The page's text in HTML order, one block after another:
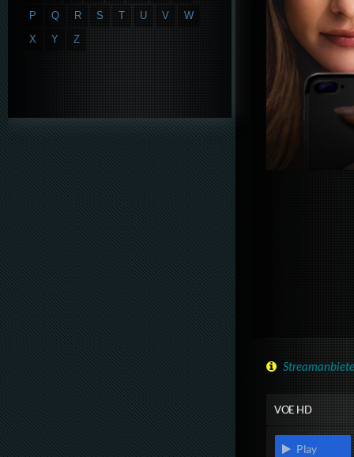
VOE HD
Play
P
Q R S T U V
W
X
Y Z